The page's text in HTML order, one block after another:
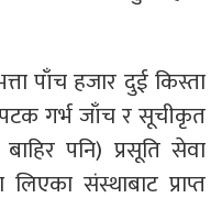
पाँच हजार दुई किस्ता
गर्भ जाँच र सूचीकृत
पनि) प्रसूति सेवा
संस्थाबाट प्राप्त